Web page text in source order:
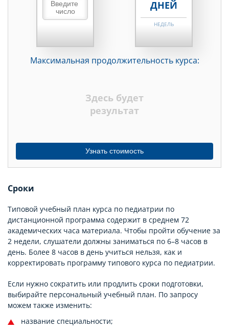
ДНЕЙ
НЕДЕЛЬ
ДНЕЙ
Максимальная продолжительность курса:
Здесь будет
результат
Узнать стоимость
Сроки
Типовой учебный план курса по педиатрии по
дистанционной программа содержит в среднем 72
академических часа материала. Чтобы пройти обучение за
2 недели, слушатели должны заниматься по 6–8 часов в
день. Более 8 часов в день учиться нельзя, как и
корректировать программу типового курса по педиатрии.
Если нужно сократить или продлить сроки подготовки,
выбирайте персональный учебный план. По запросу
можем также изменить:
название специальности;